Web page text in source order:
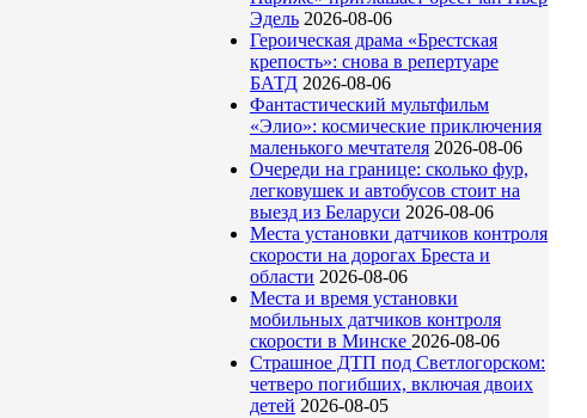
Эдель 2026-08-06
Героическая драма «Брестская
крепость»: снова в репертуаре
БАТД 2026-08-06
Фантастический мультфильм
«Элио»: космические приключения
маленького мечтателя 2026-08-06
Очереди на границе: сколько фур,
легковушек и автобусов стоит на
выезд из Беларуси 2026-08-06
Места установки датчиков контроля
скорости на дорогах Бреста и
области 2026-08-06
Места и время установки
мобильных датчиков контроля
скорости в Минске 2026-08-06
Страшное ДТП под Светлогорском:
четверо погибших, включая двоих
детей 2026-08-05